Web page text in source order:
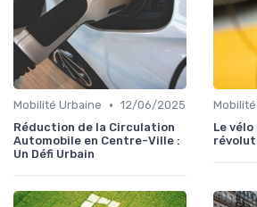
Mobilité Urbaine • 12/06/2025
Réduction de la Circulation
Automobile en Centre-Ville :
Un Défi Urbain
Le